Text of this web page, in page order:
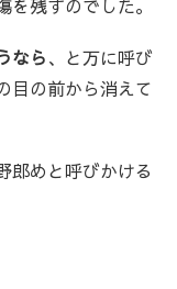
残すのでした。
なら、と万に呼び
目の前から消えて
郎めと呼びかける